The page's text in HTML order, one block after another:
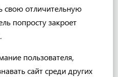
свою отличительную
попросту закроет
пользователя,
сайт среди других